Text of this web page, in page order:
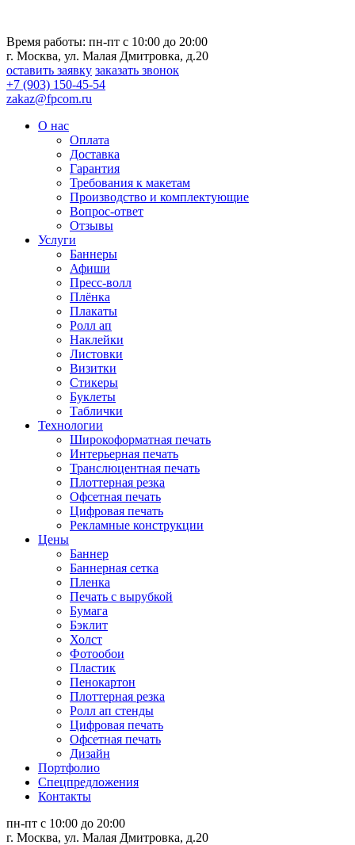
Время работы: пн-пт с 10:00 до 20:00
г. Москва, ул. Малая Дмитровка, д.20
оставить заявку заказать звонок
+7 (903) 150-45-54
zakaz@fpcom.ru
О нас
Оплата
Доставка
Гарантия
Требования к макетам
Производство и комплектующие
Вопрос-ответ
Отзывы
Услуги
Баннеры
Афиши
Пресс-волл
Плёнка
Плакаты
Ролл ап
Наклейки
Листовки
Визитки
Стикеры
Буклеты
Таблички
Технологии
Широкоформатная печать
Интерьерная печать
Транслюцентная печать
Плоттерная резка
Офсетная печать
Цифровая печать
Рекламные конструкции
Цены
Баннер
Баннерная сетка
Пленка
Печать с вырубкой
Бумага
Бэклит
Холст
Фотообои
Пластик
Пенокартон
Плоттерная резка
Ролл ап стенды
Цифровая печать
Офсетная печать
Дизайн
Портфолио
Спецпредложения
Контакты
пн-пт с 10:00 до 20:00
г. Москва, ул. Малая Дмитровка, д.20